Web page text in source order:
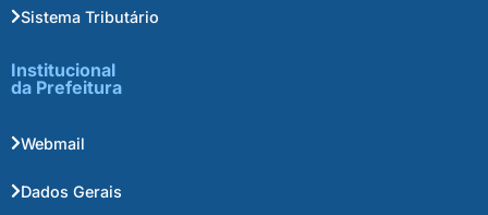
Sistema Tributário
Institucional
da Prefeitura
Webmail
Dados Gerais